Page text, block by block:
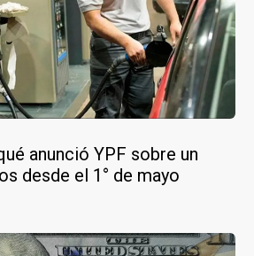
anunció YPF sobre un
desde el 1° de mayo